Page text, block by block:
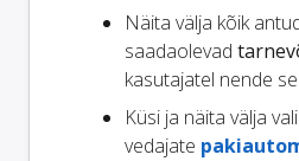
Näita välja kõik
saadaolevad
kasutajatel nende
Küsi ja näita välja
vedajate